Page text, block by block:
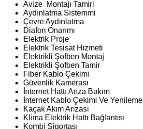
Avize Montajı Tamiri
Aydınlatma Sistemmi
Çevre Aydınlatma
Diafon Onarımı
Elektrik Proje
Elektrik Tesisat Hizmeti
Elektrikli Şofben Montaj
Elektrikli Şofben Tamir
Fiber Kablo Çekimi
Güvenlik Kamerası
İnternet Hattı Arıza Bakım
İnternet Kablo Çekimi Ve Yenileme
Kaçak Akım Arızası
Klima Elektrik Hattı Bağlantısı
Kombi Sigortası